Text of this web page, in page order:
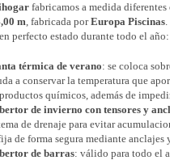
fabricamos a medida
m, fabricada porEuropa Piscinas.
perfecto estado durante todo el año:
térmica de verano: se coloca
a conservar la temperatura que
químicos, además de
de invierno con tensores y
de drenaje para evitar
de forma segura mediante anclajes
de barras: válido para todo el